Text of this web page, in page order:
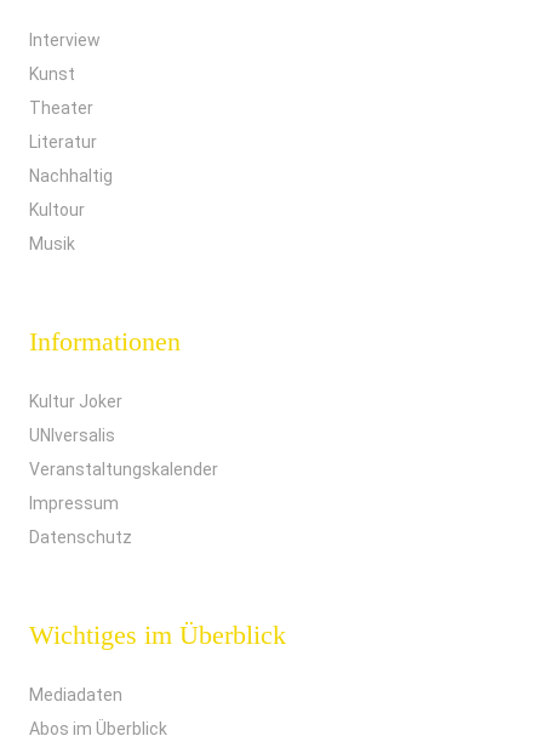
Interview
Kunst
Theater
Literatur
Nachhaltig
Kultour
Musik
Informationen
Kultur Joker
UNIversalis
Veranstaltungskalender
Impressum
Datenschutz
Wichtiges im Überblick
Mediadaten
Abos im Überblick